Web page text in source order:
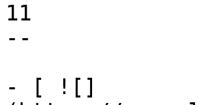
11
--
- [ ![]